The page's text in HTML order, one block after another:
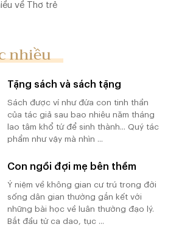
về Thơ trẻ
nhiều
Tặng sách và sách tặng
Sách được ví như đứa con tinh thần
của tác giả sau bao nhiêu năm tháng
lao tâm khổ tứ để sinh thành... Quý tác
phẩm như vậy mà nhìn ...
Con ngồi đợi mẹ bên thềm
Ý niệm về không gian cư trú trong đời
sống dân gian thường gắn kết với
những bài học về luân thường đạo lý.
Bắt đầu từ ca dao, tục ...